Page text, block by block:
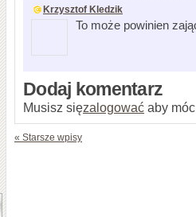
Krzysztof Kledzik
To może powinien
Dodaj komentarz
Musisz sięzalogować aby
« Starsze wpisy